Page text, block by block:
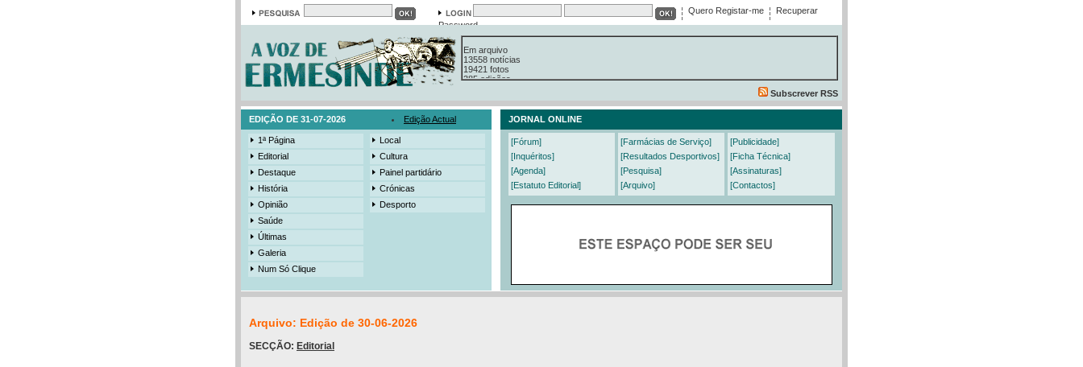
Quero Registar-me
Recuperar
Password
Em arquivo
13558 notícias
19421 fotos
385 edições
Subscrever RSS
EDIÇÃO DE 31-07-2026 Edição Actual JORNAL ONLINE
1ª Página
Editorial
Destaque
História
Opinião
Saúde
Últimas
Galeria
Num Só Clique
Local
Cultura
Painel partidário
Crónicas
Desporto
[Fórum]
[Inquéritos]
[Agenda]
[Estatuto Editorial]
[Farmácias de Serviço]
[Resultados Desportivos]
[Pesquisa]
[Arquivo]
[Publicidade]
[Ficha Técnica]
[Assinaturas]
[Contactos]
Arquivo: Edição de 30-06-2026
SECÇÃO: Editorial